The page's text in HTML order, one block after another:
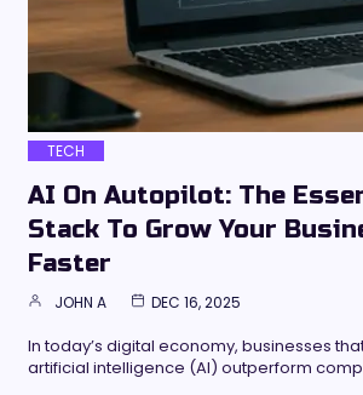
TECH
AI On Autopilot: The
Stack To Grow Your
Faster
JOHN A DEC 16, 2025
In today’s digital economy, businesses
artificial intelligence (AI) outperform